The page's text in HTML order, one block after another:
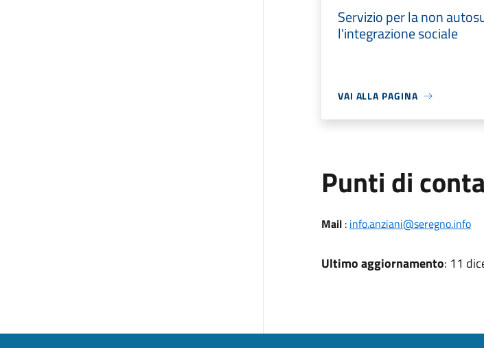
Servizio per la non
l'integrazione sociale
VAI ALLA PAGINA
Punti di
Mail: info.anziani@seregno.info
Ultimo aggiornamento: 11